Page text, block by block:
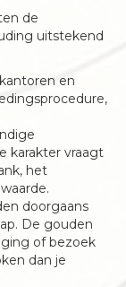
de
uitstekend
en
karakter vraagt
het
doorgaans
De gouden
of bezoek
dan je